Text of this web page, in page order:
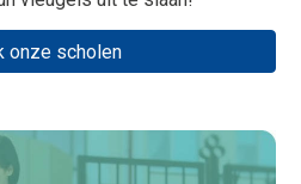
onze scholen